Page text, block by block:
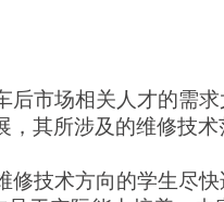
市场相关人才的需
其所涉及的维修技
技术方向的学生尽